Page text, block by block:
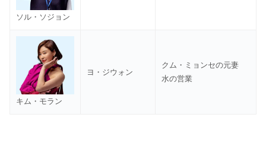
ソル・ソジョン
キム・モラン
ヨ・ジウォン
クム・ミョンセの元妻
水の営業